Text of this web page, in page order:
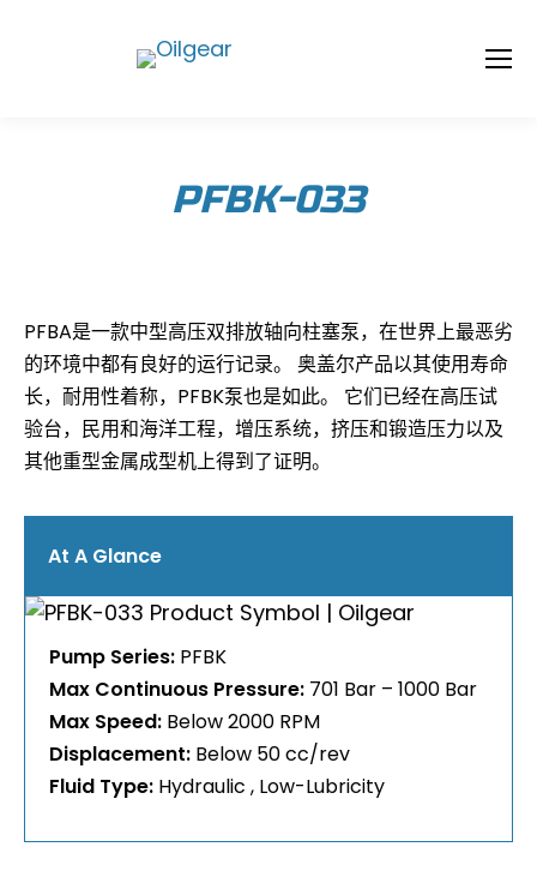
PFBK-033
PFBA是一款中型高压双排放轴向柱塞泵，在世界上最恶劣
的环境中都有良好的运行记录。 奥盖尔产品以其使用寿命
长，耐用性着称，PFBK泵也是如此。 它们已经在高压试
验台，民用和海洋工程，增压系统，挤压和锻造压力以及
其他重型金属成型机上得到了证明。
At A Glance
Pump Series: PFBK
Max Continuous Pressure: 701 Bar – 1000 Bar
Max Speed: Below 2000 RPM
Displacement: Below 50 cc/rev
Fluid Type: Hydraulic Low-Lubricity